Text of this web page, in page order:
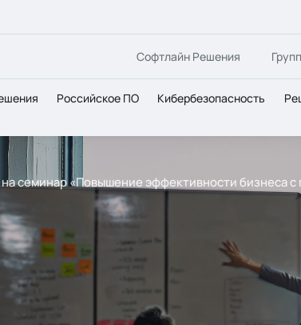
Софтлайн Решения
Российское ПО Кибербезопасность
семинар «Повышение эффективности бизнеса